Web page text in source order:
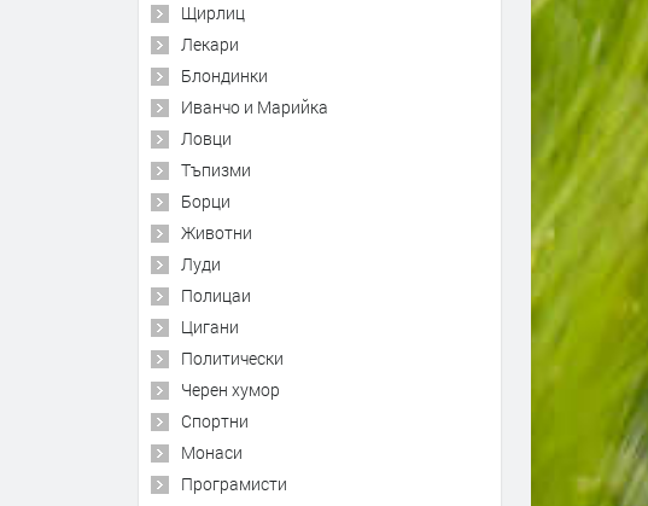
Щирлиц
Лекари
Блондинки
Иванчо и Марийка
Ловци
Тъпизми
Борци
Животни
Луди
Полицаи
Цигани
Политически
Черен хумор
Спортни
Монаси
Програмисти